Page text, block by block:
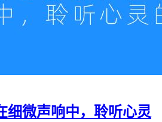
细微声响中，聆听心灵